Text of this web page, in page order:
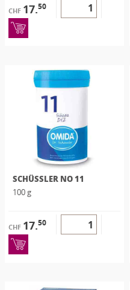
CHF 17.50
SCHÜSSLER NO 11
100 g
CHF 17.50